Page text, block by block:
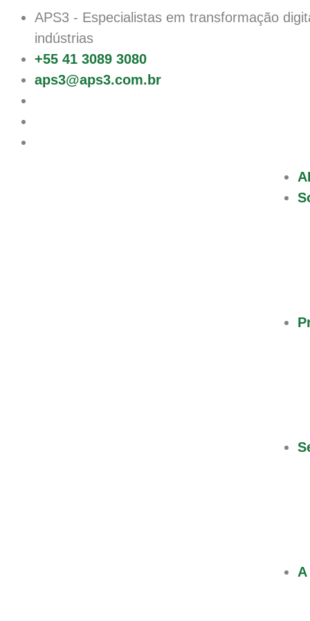
APS3 - Especialistas em transformação
indústrias
+55 41 3089 3080
aps3@aps3.com.br
A